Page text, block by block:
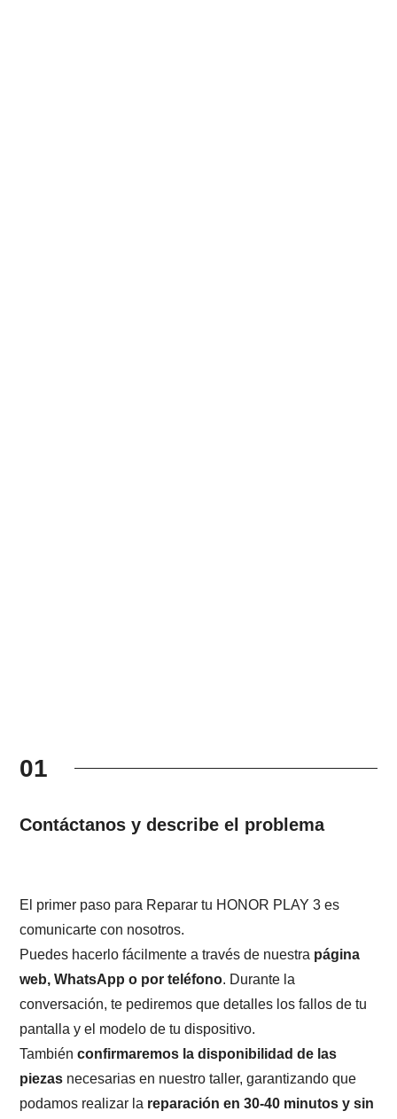
01
Contáctanos y describe el problema
El primer paso para Reparar tu HONOR PLAY 3 es
comunicarte con nosotros.
Puedes hacerlo fácilmente a través de nuestra página
web, WhatsApp o por teléfono. Durante la
conversación, te pediremos que detalles los fallos de tu
pantalla y el modelo de tu dispositivo.
Tambiénconfirmaremos la disponibilidad de las
piezas necesarias en nuestro taller, garantizando que
podamos realizar la reparación en 30-40 minutos y sin